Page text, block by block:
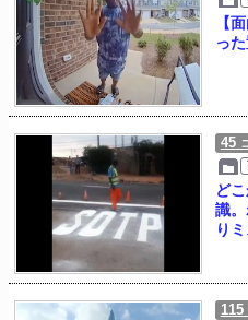
【
っ
45
ど
識
り
115